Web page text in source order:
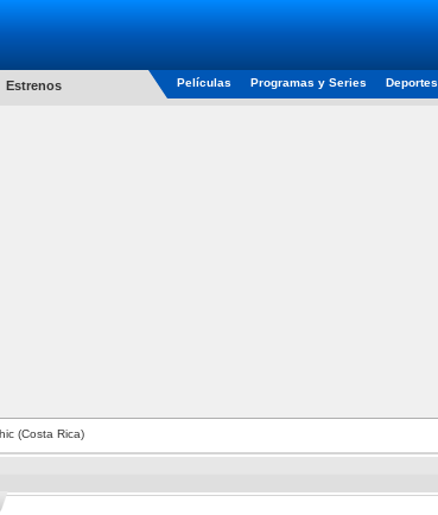
Estrenos Películas Programas y Series Deportes
(Costa Rica)